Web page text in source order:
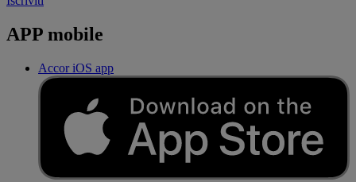
APP mobile
Accor iOS app